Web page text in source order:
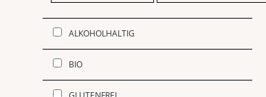
ALKOHOLHALTIG
BIO